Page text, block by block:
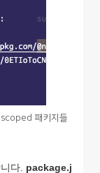
패키지들
다. package.j